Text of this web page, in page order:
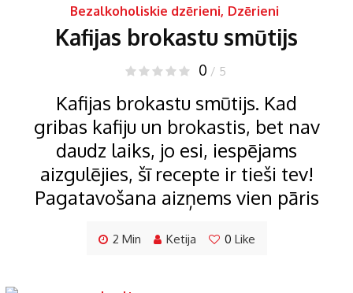
Bezalkoholiskie dzērieni, Dzērieni
Kafijas brokastu smūtijs
0 / 5
Kafijas brokastu smūtijs. Kad
gribas kafiju un brokastis, bet nav
daudz laiks, jo esi, iespējams
aizgulējies, šī recepte ir tieši tev!
Pagatavošana aizņems vien pāris
2 Min Ketija 0 Like